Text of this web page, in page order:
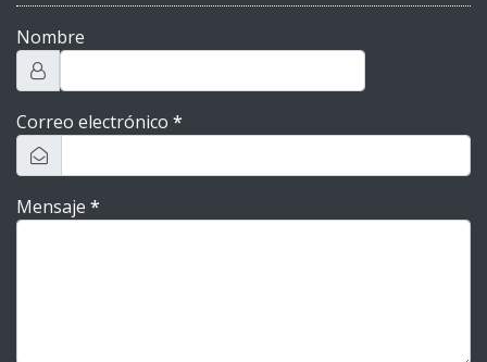
Nombre
Correo electrónico *
Mensaje *